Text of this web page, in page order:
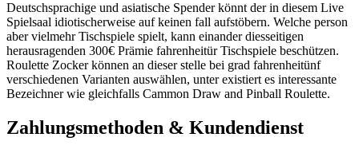
Deutschsprachige und asiatische Spender könnt der in diesem Live
Spielsaal idiotischerweise auf keinen fall aufstöbern. Welche person
aber vielmehr Tischspiele spielt, kann einander diesseitigen
herausragenden 300€ Prämie fahrenheitür Tischspiele beschützen.
Roulette Zocker können an dieser stelle bei grad fahrenheitünf
verschiedenen Varianten auswählen, unter existiert es interessante
Bezeichner wie gleichfalls Cammon Draw and Pinball Roulette.
Zahlungsmethoden & Kundendienst